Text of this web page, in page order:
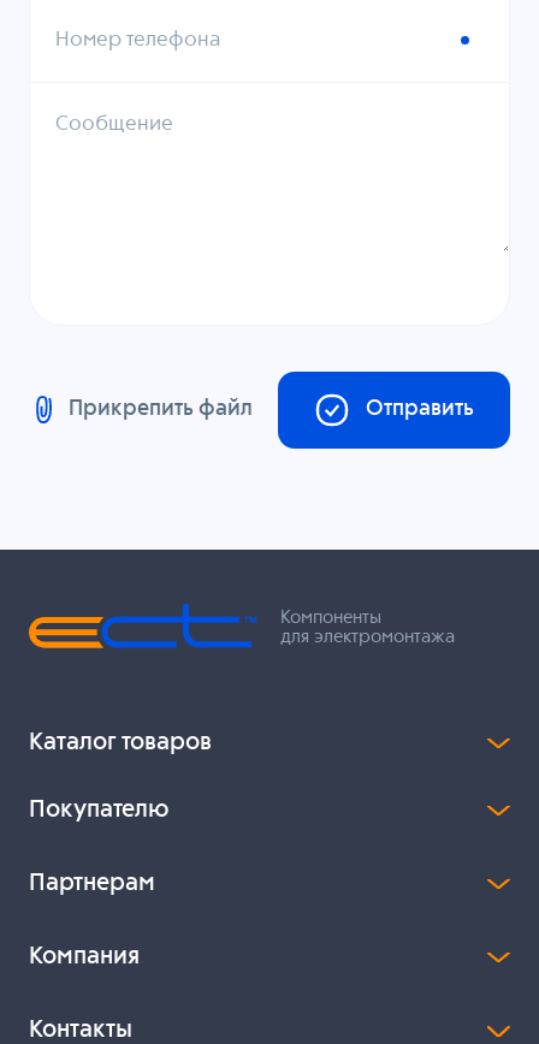
Номер телефона
Сообщение
Прикрепить файл Отправить
Компоненты
для электромонтажа
Каталог товаров
Покупателю
Партнерам
Компания
Контакты